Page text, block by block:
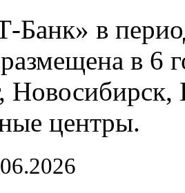
Банк» в
в 6
центры.